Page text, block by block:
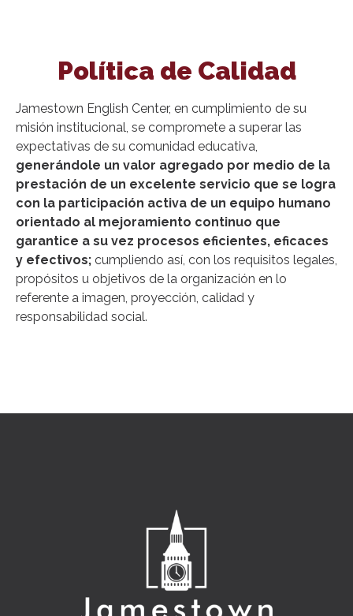
Política de Calidad
Jamestown English Center, en cumplimiento de su
misión institucional, se compromete a superar las
expectativas de su comunidad educativa,
generándole un valor agregado por medio de la
prestación de un excelente servicio que se logra
con la participación activa de un equipo humano
orientado al mejoramiento continuo que
garantice a su vez procesos eficientes, eficaces
y efectivos; cumpliendo así, con los requisitos legales,
propósitos u objetivos de la organización en lo
referente a imagen, proyección, calidad y
responsabilidad social.